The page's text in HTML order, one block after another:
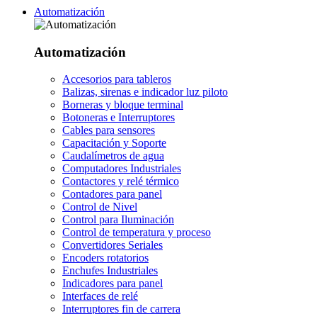
Automatización
Automatización
Accesorios para tableros
Balizas, sirenas e indicador luz piloto
Borneras y bloque terminal
Botoneras e Interruptores
Cables para sensores
Capacitación y Soporte
Caudalímetros de agua
Computadores Industriales
Contactores y relé térmico
Contadores para panel
Control de Nivel
Control para Iluminación
Control de temperatura y proceso
Convertidores Seriales
Encoders rotatorios
Enchufes Industriales
Indicadores para panel
Interfaces de relé
Interruptores fin de carrera